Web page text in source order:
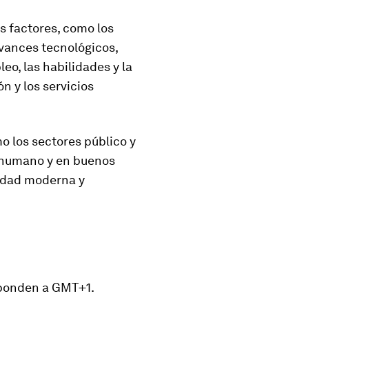
factores, como los
tecnológicos,
las habilidades y la
y los servicios
los sectores público y
y en buenos
moderna y
a GMT+1.